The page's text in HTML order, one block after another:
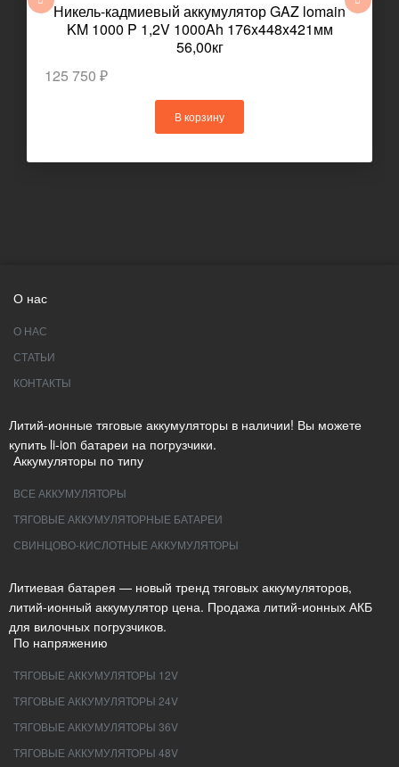
Никель-кадмиевый аккумулятор GAZ lomain
KM 1000 P 1,2V 1000Ah 176x448x421мм
56,00кг
125 750 ₽
В корзину
О нас
О НАС
СТАТЬИ
КОНТАКТЫ
Литий-ионные тяговые аккумуляторы в наличии! Вы можете
купить li-ion батареи на погрузчики.
Аккумуляторы по типу
ВСЕ АККУМУЛЯТОРЫ
ТЯГОВЫЕ АККУМУЛЯТОРНЫЕ БАТАРЕИ
СВИНЦОВО-КИСЛОТНЫЕ АККУМУЛЯТОРЫ
Литиевая батарея — новый тренд тяговых аккумуляторов,
литий-ионный аккумулятор цена. Продажа литий-ионных АКБ
для вилочных погрузчиков.
По напряжению
ТЯГОВЫЕ АККУМУЛЯТОРЫ 12V
ТЯГОВЫЕ АККУМУЛЯТОРЫ 24V
ТЯГОВЫЕ АККУМУЛЯТОРЫ 36V
ТЯГОВЫЕ АККУМУЛЯТОРЫ 48V